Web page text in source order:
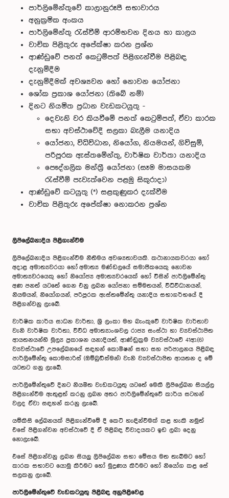
පාර්ලිමේන්තුවේ කාලානුරූපී සභාවාරය
අනුක්‍රමික අංකය
පාර්ලිමේන්තු රැස්වීම් ආරම්භවන දිනය හා කාලය
වාචික පිළිතුරු අපේක්ෂා කරන ප්‍රශ්න
ආණ්ඩුවේ පනත් කෙටුම්පත් පිළිගැන්වීම පිළිබඳ
දැනුම්දීම
දැනුම්දීමක් අවශ්‍යවන හෝ නොවන යෝජනා
ශෝක ප්‍රකාශ යෝජනා (තිබේ නම්)
දිනට නියමිත ප්‍රධාන වැඩකටයුතු -
දෙවැනි වර කියවීමේ පනත් කෙටුම්පත්, ඒවා කාරක
සභා අවස්ථාවේදී සලකා බැලීම යනාදිය
යෝජනා, විධිවිධාන, නියෝග, නියමයන්, ගිවිසුම්,
පරිපූරක ඇස්තමේන්තු, වාර්ෂික වාර්තා යනාදිය
පෞද්ගලික මන්ත්‍රී යෝජනා (සෑම මාසයකම
රැස්වීම් පැවැත්වෙන පළමු සිකුරාදා)
ආණ්ඩුවේ කටයුතු (*) සළකුණුකර දැක්වීම
වාචික පිළිතුරු අපේක්ෂා නොකරන ප්‍රශ්න
ලිපිලේඛනාදිය පිළිගැන්වීම
ලිපිලේඛනාදිය පිළිගැන්වීම නීතිමය අවශ්‍යතාවයකි. කථානායකවරයා හෝ
අදාළ අමාත්‍යවරයා හෝ අමාත්‍ය මණ්ඩලයේ සමාජිකයෙකු නොවන
අමාත්‍යවරයෙකු හෝ නියෝජ්‍ය අමාත්‍යවරයෙක් හෝ විසින් පාර්ලිමේන්තු
අණ පනත් යටතේ ගෙන එනු ලබන යෝජනා සම්මතයන්, විධිවිධානයන්,
නියමයන්, නියෝගයන්, පරිපූරක ඇස්තමේන්තු යනාදිය සභාගර්භයේ දී
පිළිගන්වනු ලැබේ.
වාර්ෂික කාර්ය සාධන වාර්තා, ශ්‍රී ලංකා මහ බැංකුවේ වාර්ෂික වාර්තාව
වැනි වාර්ෂික වාර්තා, විවිධ අමාත්‍යාංශවල රාජ්‍ය සංස්ථා හා ව්‍යවස්ථාපිත
ආයතනයන්හි මූල්‍ය ප්‍රකාශන යනාදියත්, ආණ්ඩුක්‍රම ව්‍යවස්ථාවේ 41ආ.(6)
ව්‍යවස්ථාවේ උපලේඛනයේ සඳහන් කොමිෂන් සභා සහ පරිපාලනය පිළිබඳ
පාර්ලිමේන්තු කොමසාරිස් (ඔම්බුඩ්ස්මන්) වැනි ව්‍යවස්ථාපිත ආයතන ද මේ
යටතට ගනු ලැබේ.
පාර්ලිමේන්තුවේ දිනට නියමිත වැඩකටයුතු යටතේ මෙකී ලිපිලේඛන සියල්ල
පිළිගැන්වීම ඇතුළත් කරනු ලබන අතර පාර්ලිමේන්තුවේ කාර්ය සටහන්
වලද ඒවා සඳහන් කරනු ලැබේ.
යම්කිසි ලේඛනයක් පිළිගැන්වීමේ දී කෙටි හැඳින්වීමක් කළ හැකි නමුත්
එසේ පිළිගන්වන අවස්ථාවේ දී ඒ පිළිබඳ විවාදයකට ඉඩ ලබා දෙනු
නොලැබේ.
එසේ පිළිගන්වනු ලබන සියලු ලිපිලේඛන සභා මේසය මත තැබීමට හෝ
කාරක සභාවට යොමු කිරීමට හෝ මුද්‍රණය කිරීමට හෝ නියෝග කළ සේ
සලකනු ලැබේ.
පාර්ලිමේන්තුවේ වැඩකටයුතු පිළිබඳ අනුපිළිවෙළ